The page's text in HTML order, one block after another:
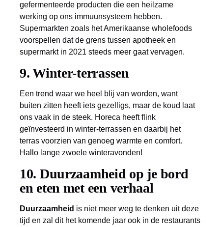
gefermenteerde producten die een heilzame
werking op ons immuunsysteem hebben.
Supermarkten zoals het Amerikaanse wholefoods
voorspellen dat de grens tussen apotheek en
supermarkt in 2021 steeds meer gaat vervagen.
9. Winter-­terrassen
Een trend waar we heel blij van worden, want
buiten zitten heeft iets gezelligs, maar de koud laat
ons vaak in de steek. Horeca heeft flink
geïnvesteerd in winter-terrassen en daarbij het
terras voorzien van genoeg warmte en comfort.
Hallo lange zwoele winteravonden!
10. Duurzaamheid op je bord
en eten met een verhaal
Duurzaamheid is niet meer weg te denken uit deze
tijd en zal dit het komende jaar ook in de restaurants